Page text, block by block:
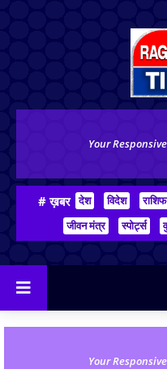
Your
# ख़बर देश विदेश
जीवन मंत्र
स्पोर्ट्स
Your